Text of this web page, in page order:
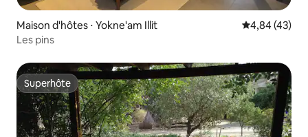
Maison d'hôtes ⋅ Yokne'am Illit Évaluation
4,84 (43)
Les pins
Superhôte
Superhôte